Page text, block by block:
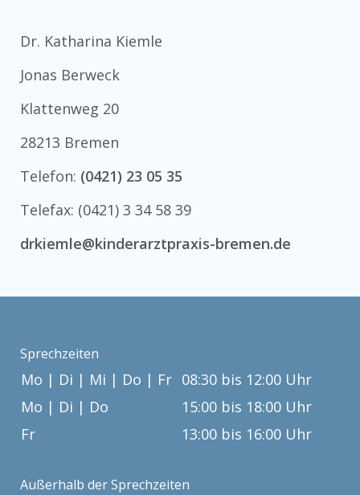
Dr. Katharina Kiemle
Jonas Berweck
Klattenweg 20
28213 Bremen
Telefon: (0421) 23 05 35
Telefax: (0421) 3 34 58 39
drkiemle@kinderarztpraxis-bremen.de
Sprechzeiten
Mo | Di | Mi | Do | Fr 08:30 bis 12:00 Uhr
Mo | Di | Do
15:00 bis 18:00 Uhr
Fr
13:00 bis 16:00 Uhr
Außerhalb der Sprechzeiten